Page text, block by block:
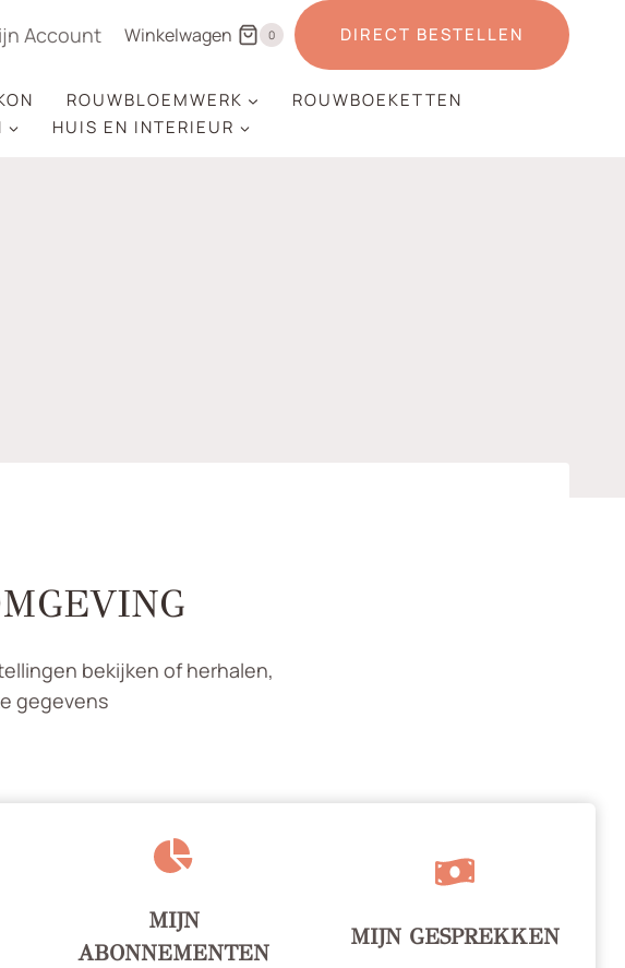
Account Winkelwagen 0 DIRECT BESTELLEN
ROUWBLOEMWERK
ROUWBOEKETTEN
HUIS EN INTERIEUR
bekijken of herhalen,
gegevens
MIJN
ABONNEMENTEN
MIJN GESPREKKEN